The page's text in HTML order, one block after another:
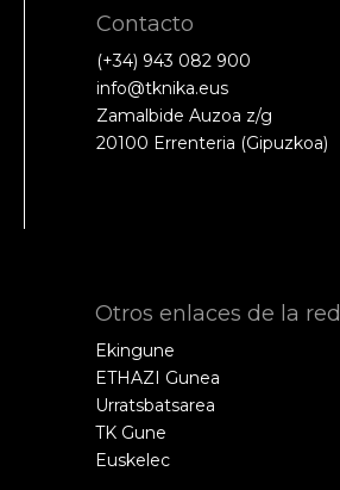
Contacto
(+34) 943 082 900
info@tknika.eus
Zamalbide Auzoa z/g
20100 Errenteria (Gipuzkoa)
Otros enlaces de la red
Ekingune
ETHAZI Gunea
Urratsbatsarea
TK Gune
Euskelec